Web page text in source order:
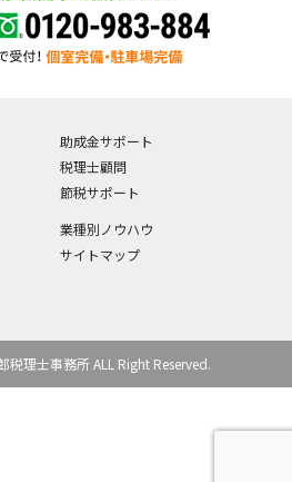
助成金サポート
税理士顧問
節税サポート
業種別ノウハウ
サイトマップ
理士事務所 ALL Right Reserved.